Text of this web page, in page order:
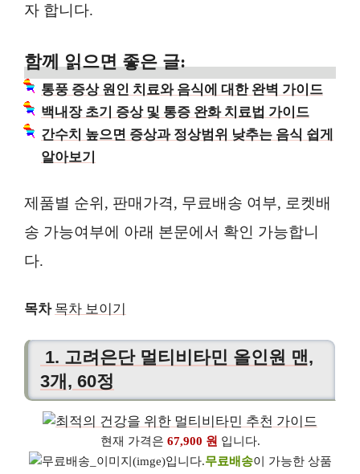
자 합니다.
함께 읽으면 좋은 글:
통풍 증상 원인 치료와 음식에 대한 완벽 가이드
백내장 초기 증상 및 통증 완화 치료법 가이드
간수치 높으면 증상과 정상범위 낮추는 음식 쉽게
알아보기
제품별 순위, 판매가격, 무료배송 여부, 로켓배
송 가능여부에 아래 본문에서 확인 가능합니
다.
목차 목차 보이기
1. 고려은단 멀티비타민 올인원 맨,
3개, 60정
현재 가격은 67,900 원 입니다.
무료배송이 가능한 상품